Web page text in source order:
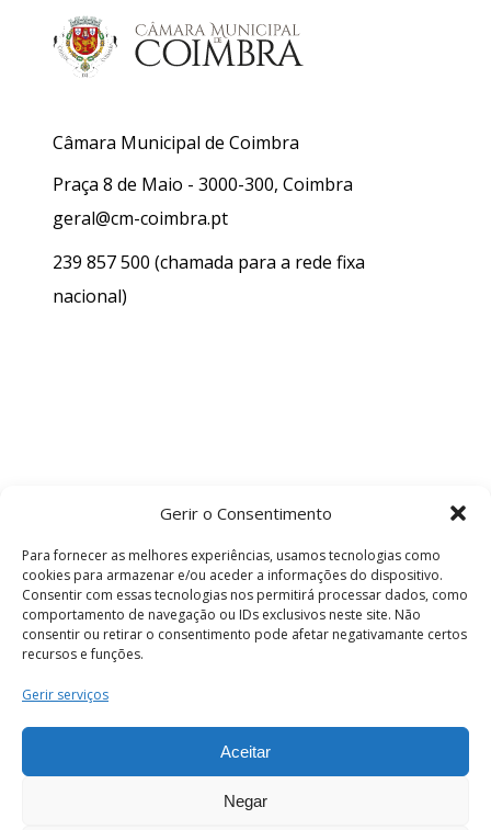
Gerir o Consentimento
Para fornecer as melhores experiências, usamos tecnologias como
cookies para armazenar e/ou aceder a informações do dispositivo.
Consentir com essas tecnologias nos permitirá processar dados, como
comportamento de navegação ou IDs exclusivos neste site. Não
consentir ou retirar o consentimento pode afetar negativamante certos
recursos e funções.
Gerir serviços
Aceitar
Negar
Câmara Municipal de Coimbra
Praça 8 de Maio - 3000-300, Coimbra
geral@cm-coimbra.pt
239 857 500 (chamada para a rede fixa
nacional)
Termos e Condições
os direitos reservados.